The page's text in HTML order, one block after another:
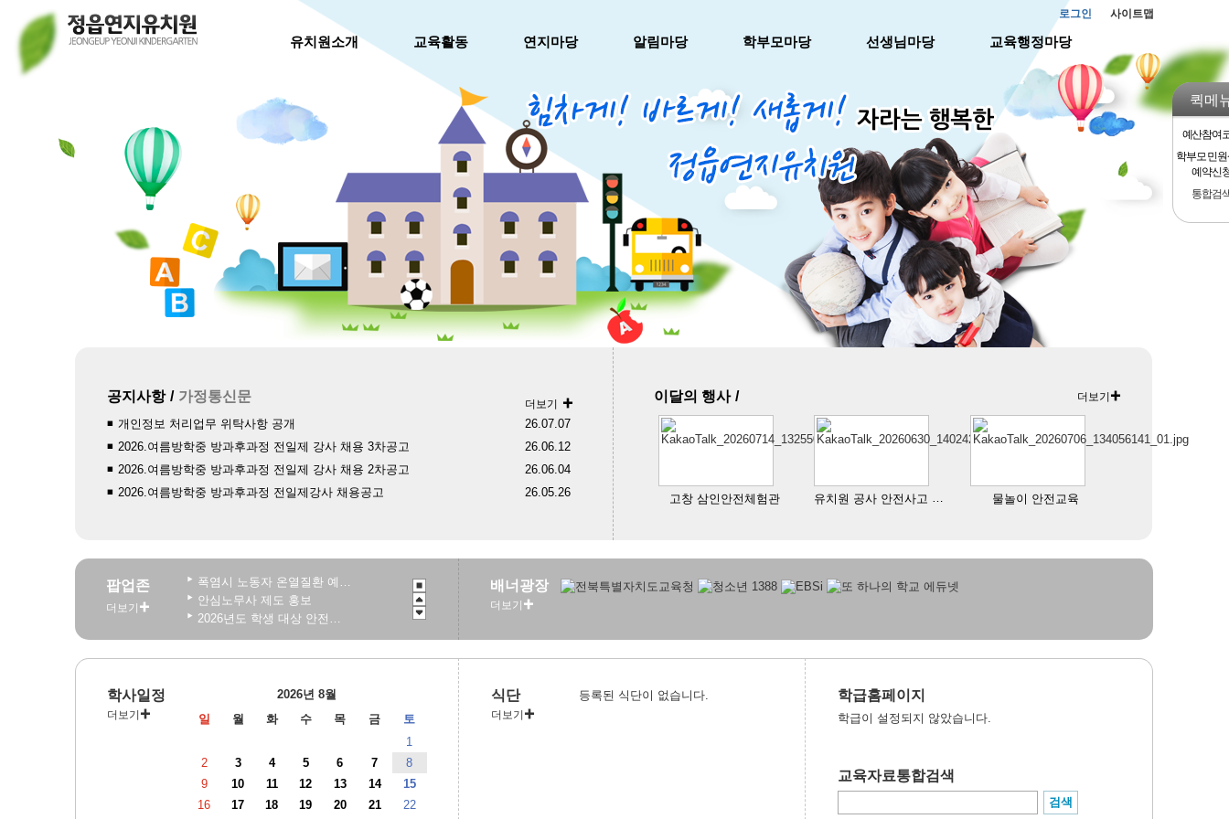
로그인 사이트맵
유치원소개 교육활동 연지마당 알림마당 학부모마당 선생님마당 교육행정마당
퀵메
예산참여
학부모 민
예약신
통합검
공지사항 더보기
개인정보 처리업무 위탁사항 공개
26.07.07
2026.여름방학중 방과후과정 전일제 강사 채용 3차공고
26.06.12
2026.여름방학중 방과후과정 전일제 강사 채용 2차공고
26.06.04
2026.여름방학중 방과후과정 전일제강사 채용공고
26.05.26
가정통신문 이달의 행사 더보기
고창 삼인안전체험관 유치원 공사 안전사고 예방 교육 물놀이 안전교육
팝업존
더보기
관행적 부패행위 등 행동강령 위반 집중신고기간 운영
2026년도 학생 대상 안전한 개인정보보호 사례 공모전
안심노무사 제도 홍보
폭염시 노동자 온열질환 예방수칙
2026 학생 성장 지원 학부모 아카데미 운영
학사일정
더보기
2026년 8월
일
월 화 수 목 금
토
1
2
3 4 5 6 7
8
9
10 11 12 13 14
15
16
17 18 19 20 21 22
식단
더보기
등록된 식단이 없습니다. 학급홈페이지
학급이 설정되지 않았습니다.
교육자료통합검색
배너광장
더보기